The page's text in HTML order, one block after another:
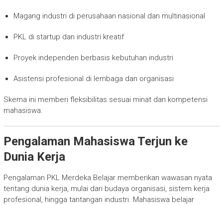
Magang industri di perusahaan nasional dan multinasional
PKL di startup dan industri kreatif
Proyek independen berbasis kebutuhan industri
Asistensi profesional di lembaga dan organisasi
Skema ini memberi fleksibilitas sesuai minat dan kompetensi
mahasiswa.
Pengalaman Mahasiswa Terjun ke
Dunia Kerja
Pengalaman PKL Merdeka Belajar memberikan wawasan nyata
tentang dunia kerja, mulai dari budaya organisasi, sistem kerja
profesional, hingga tantangan industri. Mahasiswa belajar